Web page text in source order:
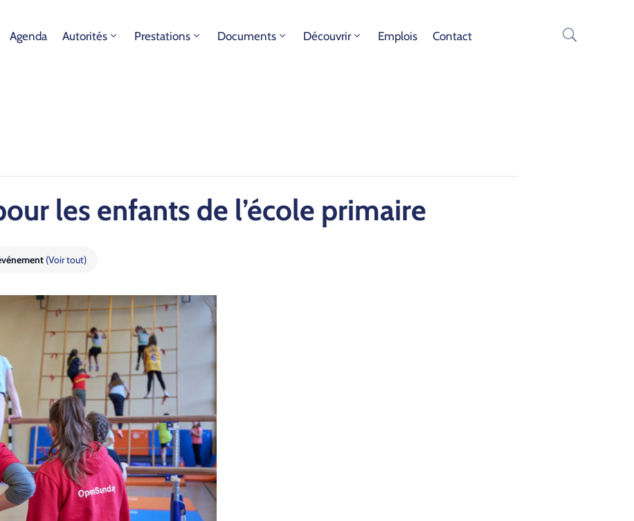
Agenda Autorités Prestations Documents Découvrir Emplois Contact
les enfants de l’é­cole pri­maire
(Voir tout)